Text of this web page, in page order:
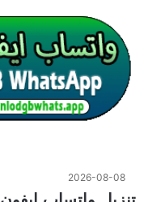
2026-08-08